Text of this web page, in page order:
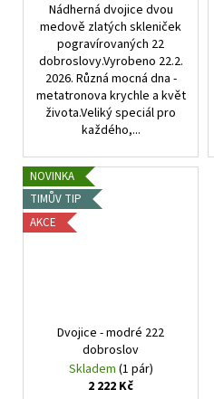
Nádherná dvojice dvou
medově zlatých skleniček
pogravírovaných 22
dobroslovy.Vyrobeno 22.2.
2026. Různá mocná dna -
metatronova krychle a květ
života.Veliký speciál pro
každého,...
NOVINKA
TIMŮV TIP
AKCE
Dvojice - modré 222
dobroslov
Skladem (1 pár)
2 222 Kč